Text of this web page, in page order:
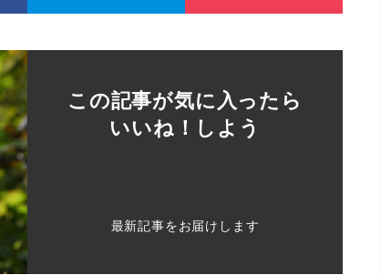
この記事が気に入ったら
いいね！しよう
最新記事をお届けします